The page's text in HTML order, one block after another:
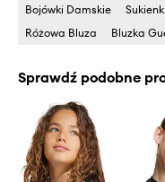
Bojówki Damskie
Różowa Bluza
Bluzka
Sprawdź podobne